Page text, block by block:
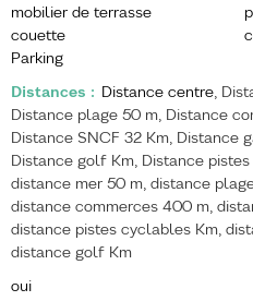
mobilier de terrasse
couette
Parking
Distances : Distance centre
Distance plage 50 m Distance
Distance SNCF 32 Km Distance
Distance golf Km Distance
distance mer 50 m distance
distance commerces 400 m
distance pistes cyclables Km
distance golf Km
oui